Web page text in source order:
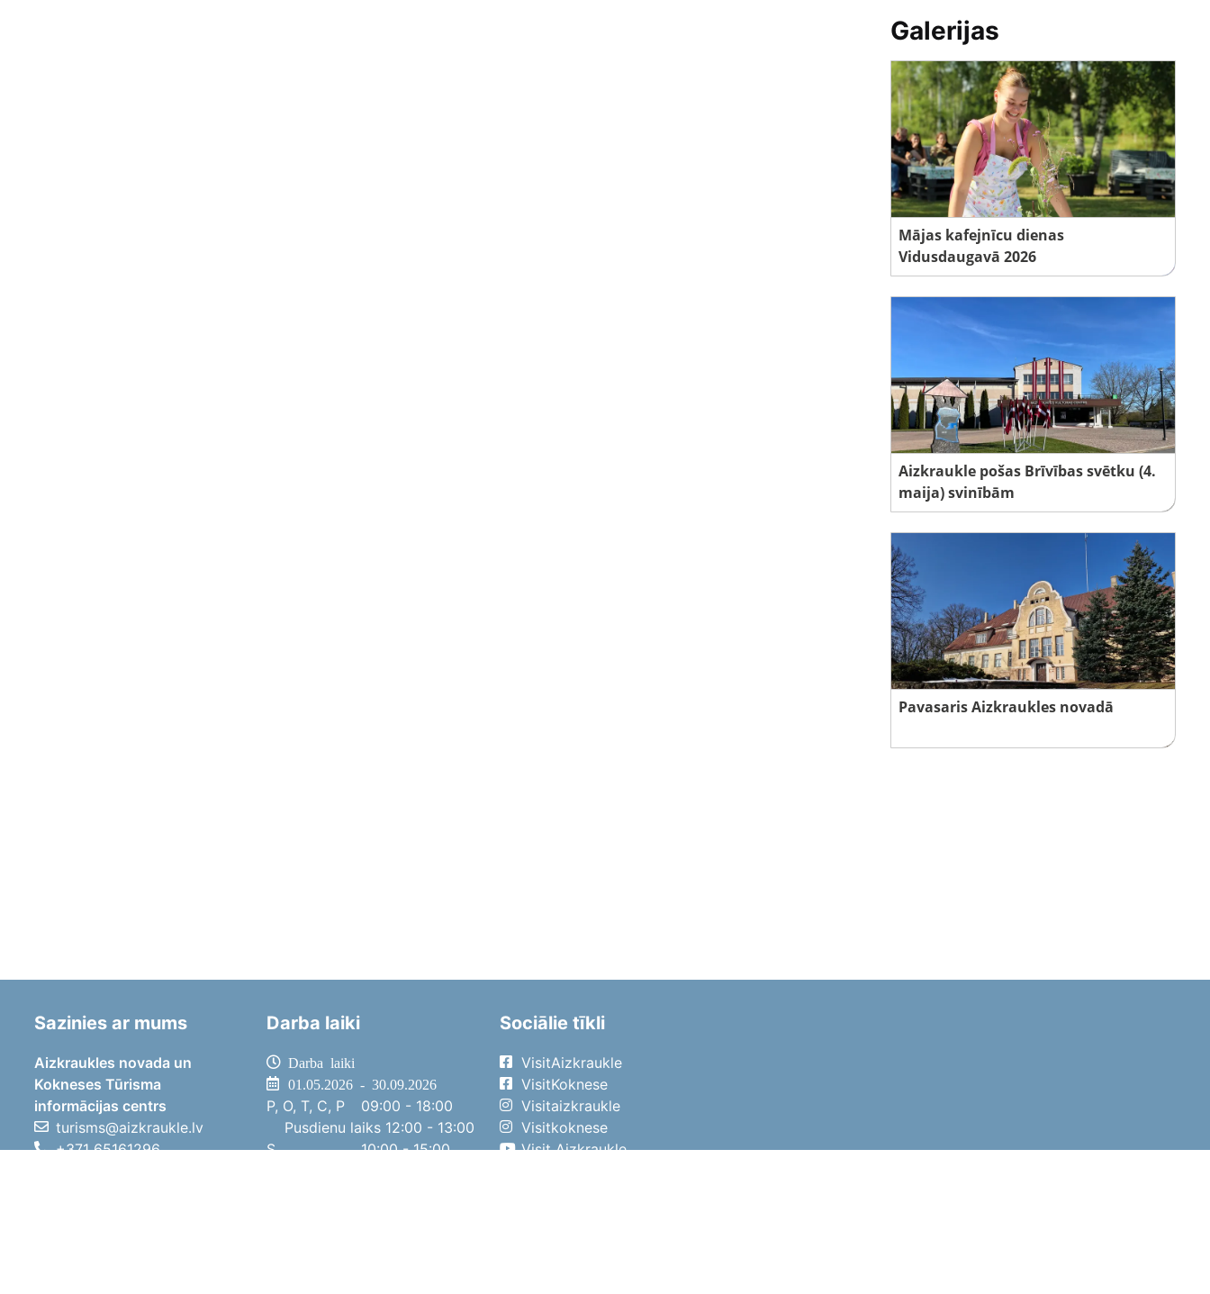
Galerijas
Mājas kafejnīcu dienas
Vidusdaugavā 2026
Aizkraukle pošas Brīvības svētku (4.
maija) svinībām
Pavasaris Aizkraukles novadā
Sazinies ar mums
Aizkraukles novada un
Kokneses Tūrisma
informācijas centrs
turisms@aizkraukle.lv
+371 65161296
Darba laiki
Darba laiki
01.05.2026 - 30.09.2026
P, O, T, C, P
09:00 - 18:00
Pusdienu laiks 12:00 - 13:00
S
10:00 - 15:00
Sociālie tīkli
VisitAizkraukle
VisitKoknese
Visitaizkraukle
Visitkoknese
Visit Aizkraukle